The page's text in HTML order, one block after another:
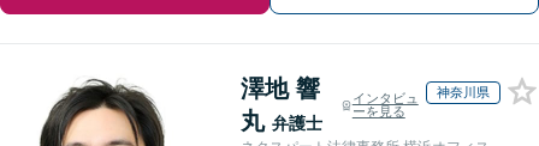
澤地 響
丸 弁護士
インタビュ
ーを見る
神奈川県